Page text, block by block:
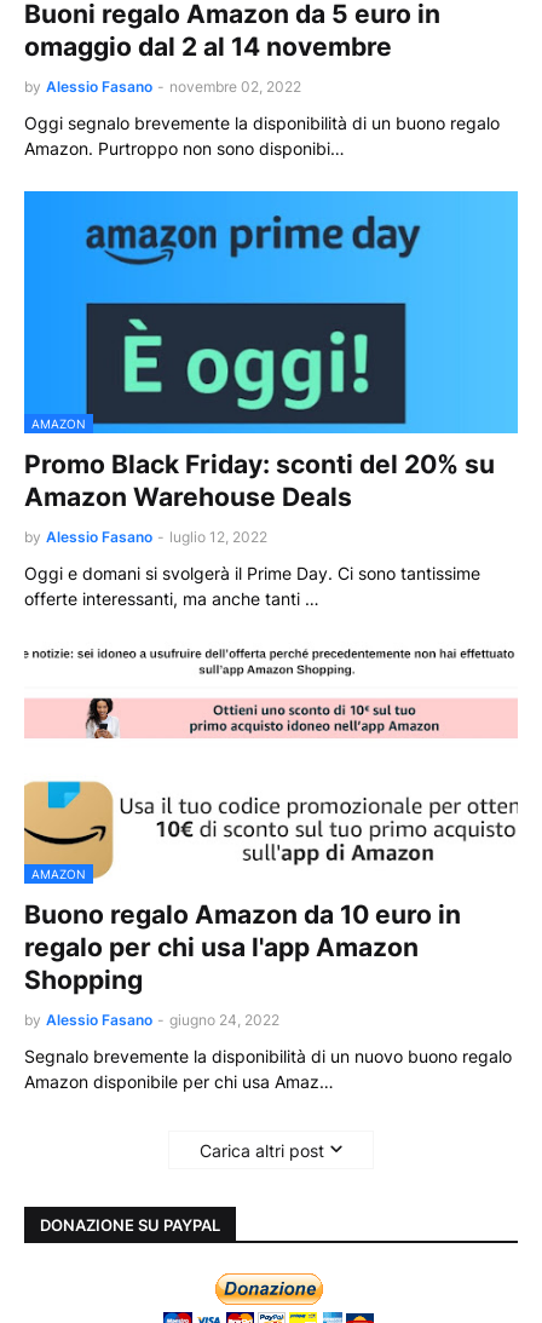
Buoni regalo Amazon da 5 euro in
omaggio dal 2 al 14 novembre
by Alessio Fasano - novembre 02, 2022
Oggi segnalo brevemente la disponibilità di un buono regalo
Amazon. Purtroppo non sono disponibi…
AMAZON
Promo Black Friday: sconti del 20% su
Amazon Warehouse Deals
by Alessio Fasano - luglio 12, 2022
Oggi e domani si svolgerà il Prime Day. Ci sono tantissime
offerte interessanti, ma anche tanti …
AMAZON
Buono regalo Amazon da 10 euro in
regalo per chi usa l'app Amazon
Shopping
by Alessio Fasano - giugno 24, 2022
Segnalo brevemente la disponibilità di un nuovo buono regalo
Amazon disponibile per chi usa Amaz…
Carica altri post
DONAZIONE SU PAYPAL